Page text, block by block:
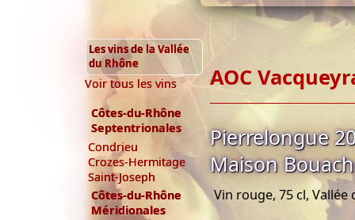
Les vins de la Vallée
du Rhône
Voir tous les vins
Côtes-du-Rhône
Septentrionales
Condrieu
Crozes-Hermitage
Saint-Joseph
Côtes-du-Rhône
Méridionales
AOC
Pierrelongue
Maison
Vin rouge, 75 cl, Vallée